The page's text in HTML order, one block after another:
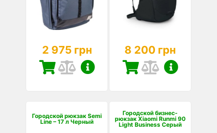
2 975 грн 8 200 грн
Городской рюкзак Semi
Line – 17 л Черный
Городской бизнес-
рюкзак Xiaomi Runmi 90
Light Business Серый